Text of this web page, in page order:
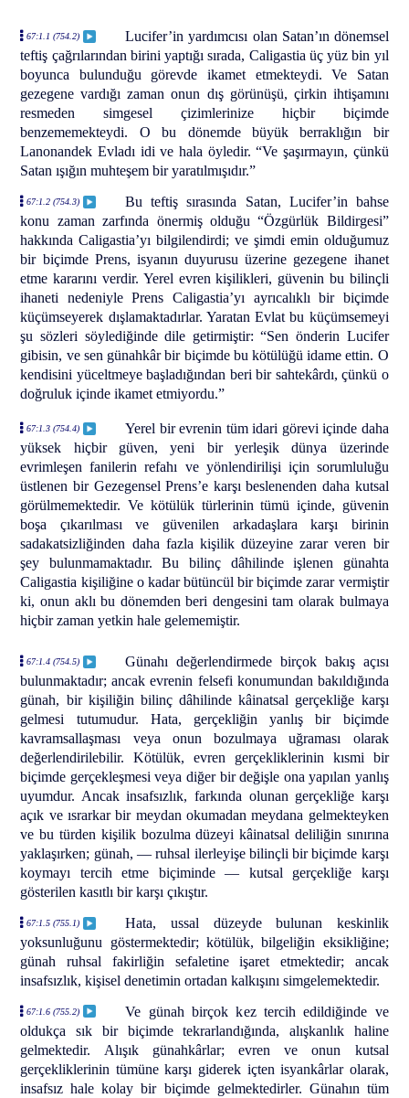
67:1.1 (754.2)
Lucifer’in yardımcısı olan Satan’ın dönemsel
teftiş çağrılarından birini yaptığı sırada, Caligastia üç yüz bin yıl
boyunca bulunduğu görevde ikamet etmekteydi. Ve Satan
gezegene vardığı zaman onun dış görünüşü, çirkin ihtişamını
resmeden simgesel çizimlerinize hiçbir biçimde
benzememekteydi. O bu dönemde büyük berraklığın bir
Lanonandek Evladı idi ve hala öyledir. “Ve şaşırmayın, çünkü
Satan ışığın muhteşem bir yaratılmışıdır.”
67:1.2 (754.3)
Bu teftiş sırasında Satan, Lucifer’in bahse
konu zaman zarfında önermiş olduğu “Özgürlük Bildirgesi”
hakkında Caligastia’yı bilgilendirdi; ve şimdi emin olduğumuz
bir biçimde Prens, isyanın duyurusu üzerine gezegene ihanet
etme kararını verdir. Yerel evren kişilikleri, güvenin bu bilinçli
ihaneti nedeniyle Prens Caligastia’yı ayrıcalıklı bir biçimde
küçümseyerek dışlamaktadırlar. Yaratan Evlat bu küçümsemeyi
şu sözleri söylediğinde dile getirmiştir: “Sen önderin Lucifer
gibisin, ve sen günahkâr bir biçimde bu kötülüğü idame ettin. O
kendisini yüceltmeye başladığından beri bir sahtekârdı, çünkü o
doğruluk içinde ikamet etmiyordu.”
67:1.3 (754.4)
Yerel bir evrenin tüm idari görevi içinde daha
yüksek hiçbir güven, yeni bir yerleşik dünya üzerinde
evrimleşen fanilerin refahı ve yönlendirilişi için sorumluluğu
üstlenen bir Gezegensel Prens’e karşı beslenenden daha kutsal
görülmemektedir. Ve kötülük türlerinin tümü içinde, güvenin
boşa çıkarılması ve güvenilen arkadaşlara karşı birinin
sadakatsizliğinden daha fazla kişilik düzeyine zarar veren bir
şey bulunmamaktadır. Bu bilinç dâhilinde işlenen günahta
Caligastia kişiliğine o kadar bütüncül bir biçimde zarar vermiştir
ki, onun aklı bu dönemden beri dengesini tam olarak bulmaya
hiçbir zaman yetkin hale gelememiştir.
67:1.4 (754.5)
Günahı değerlendirmede birçok bakış açısı
bulunmaktadır; ancak evrenin felsefi konumundan bakıldığında
günah, bir kişiliğin bilinç dâhilinde kâinatsal gerçekliğe karşı
gelmesi tutumudur. Hata, gerçekliğin yanlış bir biçimde
kavramsallaşması veya onun bozulmaya uğraması olarak
değerlendirilebilir. Kötülük, evren gerçekliklerinin kısmi bir
biçimde gerçekleşmesi veya diğer bir değişle ona yapılan yanlış
uyumdur. Ancak insafsızlık, farkında olunan gerçekliğe karşı
açık ve ısrarkar bir meydan okumadan meydana gelmekteyken
ve bu türden kişilik bozulma düzeyi kâinatsal deliliğin sınırına
yaklaşırken; günah, — ruhsal ilerleyişe bilinçli bir biçimde karşı
koymayı tercih etme biçiminde — kutsal gerçekliğe karşı
gösterilen kasıtlı bir karşı çıkıştır.
67:1.5 (755.1)
Hata, ussal düzeyde bulunan keskinlik
yoksunluğunu göstermektedir; kötülük, bilgeliğin eksikliğine;
günah ruhsal fakirliğin sefaletine işaret etmektedir; ancak
insafsızlık, kişisel denetimin ortadan kalkışını simgelemektedir.
67:1.6 (755.2)
Ve günah birçok kez tercih edildiğinde ve
oldukça sık bir biçimde tekrarlandığında, alışkanlık haline
gelmektedir. Alışık günahkârlar; evren ve onun kutsal
gerçekliklerinin tümüne karşı giderek içten isyankârlar olarak,
insafsız hale kolay bir biçimde gelmektedirler. Günahın tüm